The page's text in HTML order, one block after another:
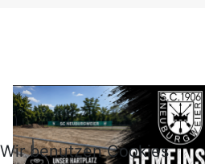
Wir benutzen Cookies